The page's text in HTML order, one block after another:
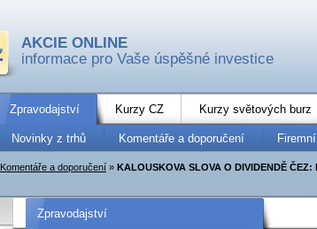
AKCIE ONLINE
informace pro Vaše úspěšné investice
Zpravodajství Kurzy CZ Kurzy světových burz
Novinky z trhů Komentáře a doporučení
Komentáře a doporučení » KALOUSKOVA SLOVA O DIVIDENDĚ ČEZ:
Zpravodajství